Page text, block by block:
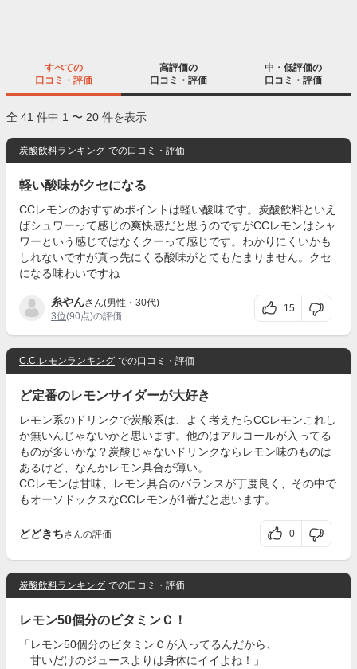
すべての
口コミ・評価
高評価の
口コミ・評価
中・低評価の
口コミ・評価
全 41 件中 1 〜 20 件を表示
炭酸飲料ランキング での口コミ・評価
軽い酸味がクセになる
CCレモンのおすすめポイントは軽い酸味です。炭酸飲料といえ
ばシュワーって感じの爽快感だと思うのですがCCレモンはシャ
ワーという感じではなくクーって感じです。わかりにくいかも
しれないですが真っ先にくる酸味がとてもたまりません。クセ
になる味わいですね
糸やんさん(男性・30代)
3位(90点)の評価
15
C.C.レモンランキング での口コミ・評価
ど定番のレモンサイダーが大好き
レモン系のドリンクで炭酸系は、よく考えたらCCレモンこれし
か無いんじゃないかと思います。他のはアルコールが入ってる
ものが多いかな？炭酸じゃないドリンクならレモン味のものは
あるけど、なんかレモン具合が薄い。
CCレモンは甘味、レモン具合のバランスが丁度良く、その中で
もオーソドックスなCCレモンが1番だと思います。
どどきちさんの評価 0
炭酸飲料ランキング での口コミ・評価
レモン50個分のビタミンＣ！
「レモン50個分のビタミンＣが入ってるんだから、
甘いだけのジュースよりは身体にイイよね！」